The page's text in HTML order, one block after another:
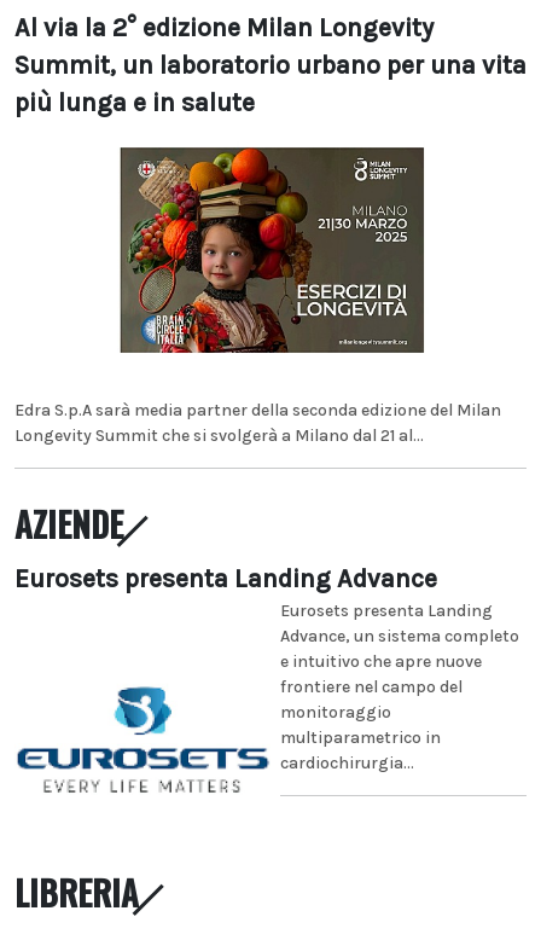
Al via la 2° edizione Milan Longevity
Summit, un laboratorio urbano per una vita
più lunga e in salute
Edra S.p.A sarà media partner della seconda edizione del Milan
Longevity Summit che si svolgerà a Milano dal 21 al...
AZIENDE
Eurosets presenta Landing Advance
Eurosets presenta Landing
Advance, un sistema completo
e intuitivo che apre nuove
frontiere nel campo del
monitoraggio
multiparametrico in
cardiochirurgia...
LIBRERIA